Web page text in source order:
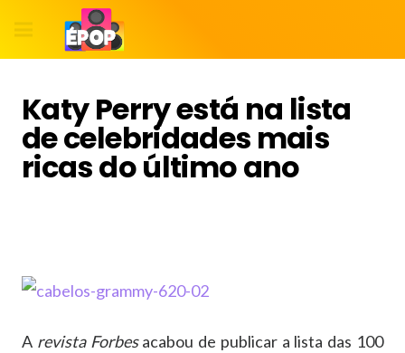
Katy Perry está na lista
de celebridades mais
ricas do último ano
A revista Forbesacabou de publicar a lista das 100